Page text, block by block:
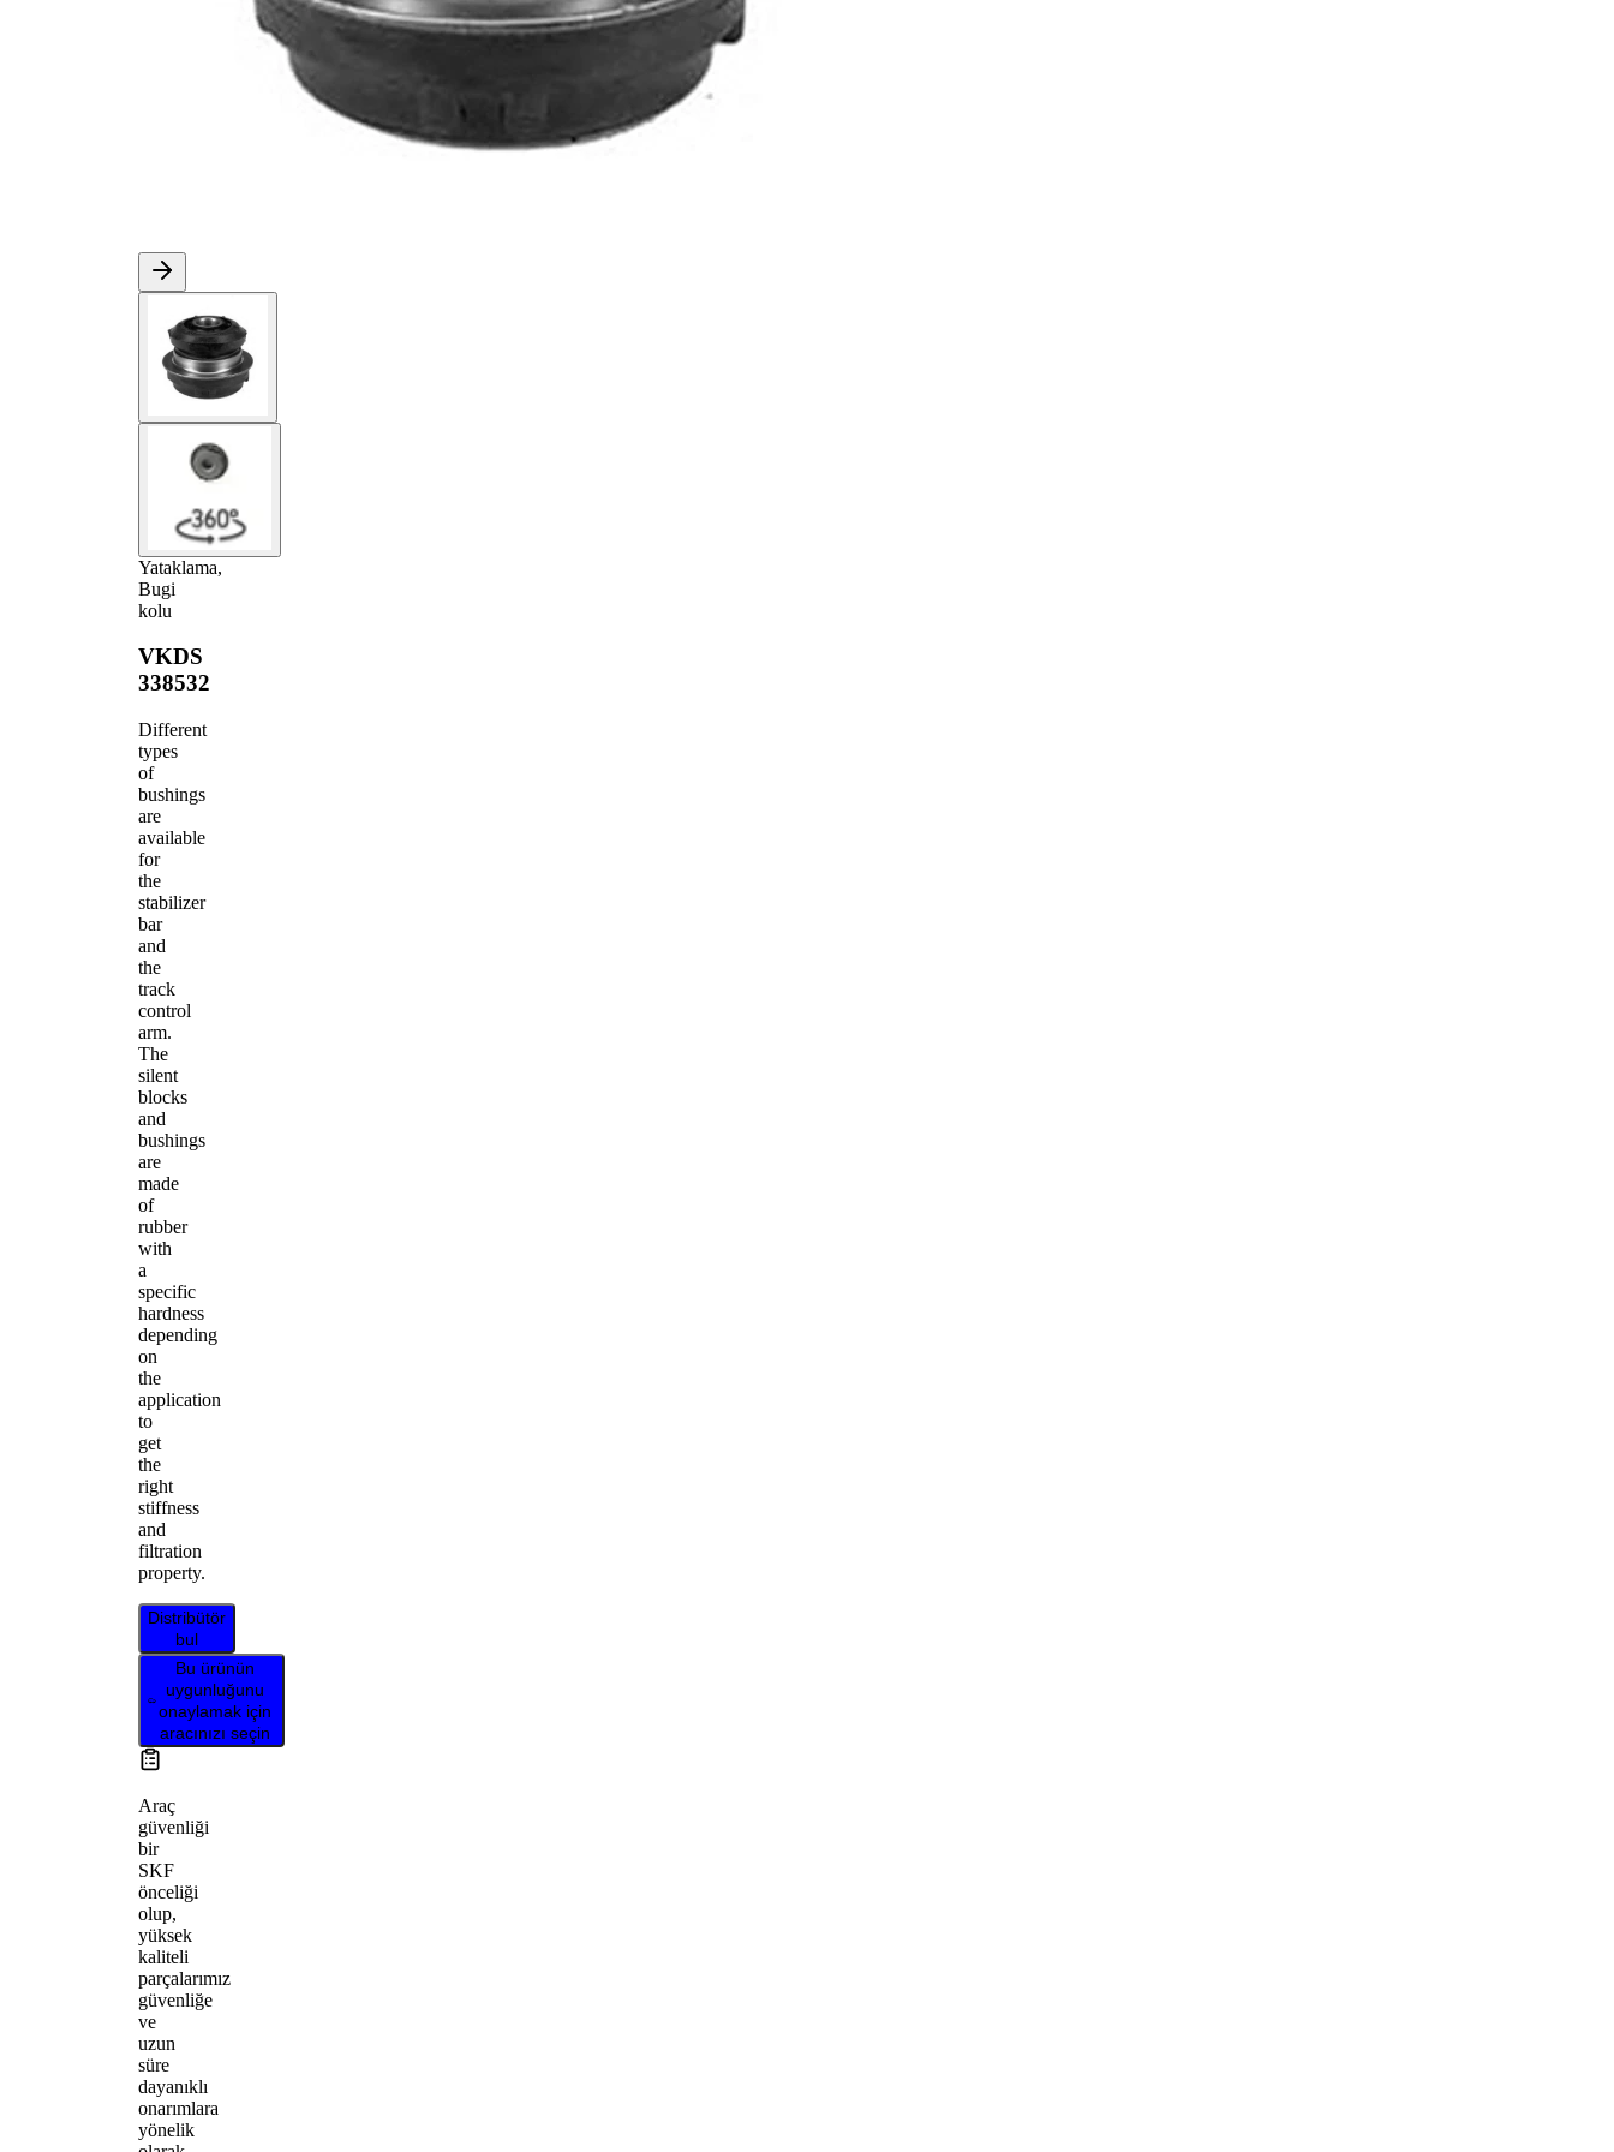
Yataklama,
Bugi
kolu
VKDS
338532
Different
types
of
bushings
are
available
for
the
stabilizer
bar
and
the
track
control
arm.
The
silent
blocks
and
bushings
are
made
of
rubber
with
a
specific
hardness
depending
on
the
application
to
get
the
right
stiffness
and
filtration
property.
Distribütör
bul
Bu ürünün
uygunluğunu
onaylamak için
aracınızı seçin
Araç
güvenliği
bir
SKF
önceliği
olup,
yüksek
kaliteli
parçalarımız
güvenliğe
ve
uzun
süre
dayanıklı
onarımlara
yönelik